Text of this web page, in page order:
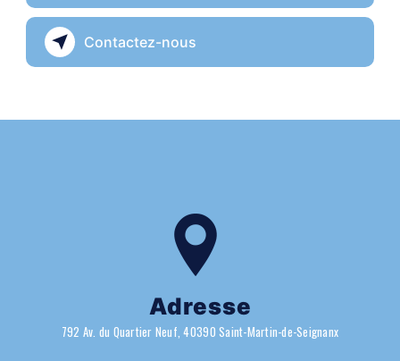
Contactez-nous
Adresse
792 Av. du Quartier Neuf, 40390 Saint-Martin-de-Seignanx